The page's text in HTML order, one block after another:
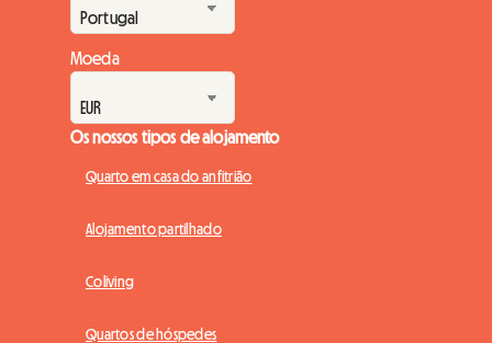
Moeda
Os nossos tipos de alojamento
Quarto em casa do anfitrião
Alojamento partilhado
Coliving
Quartos de hóspedes